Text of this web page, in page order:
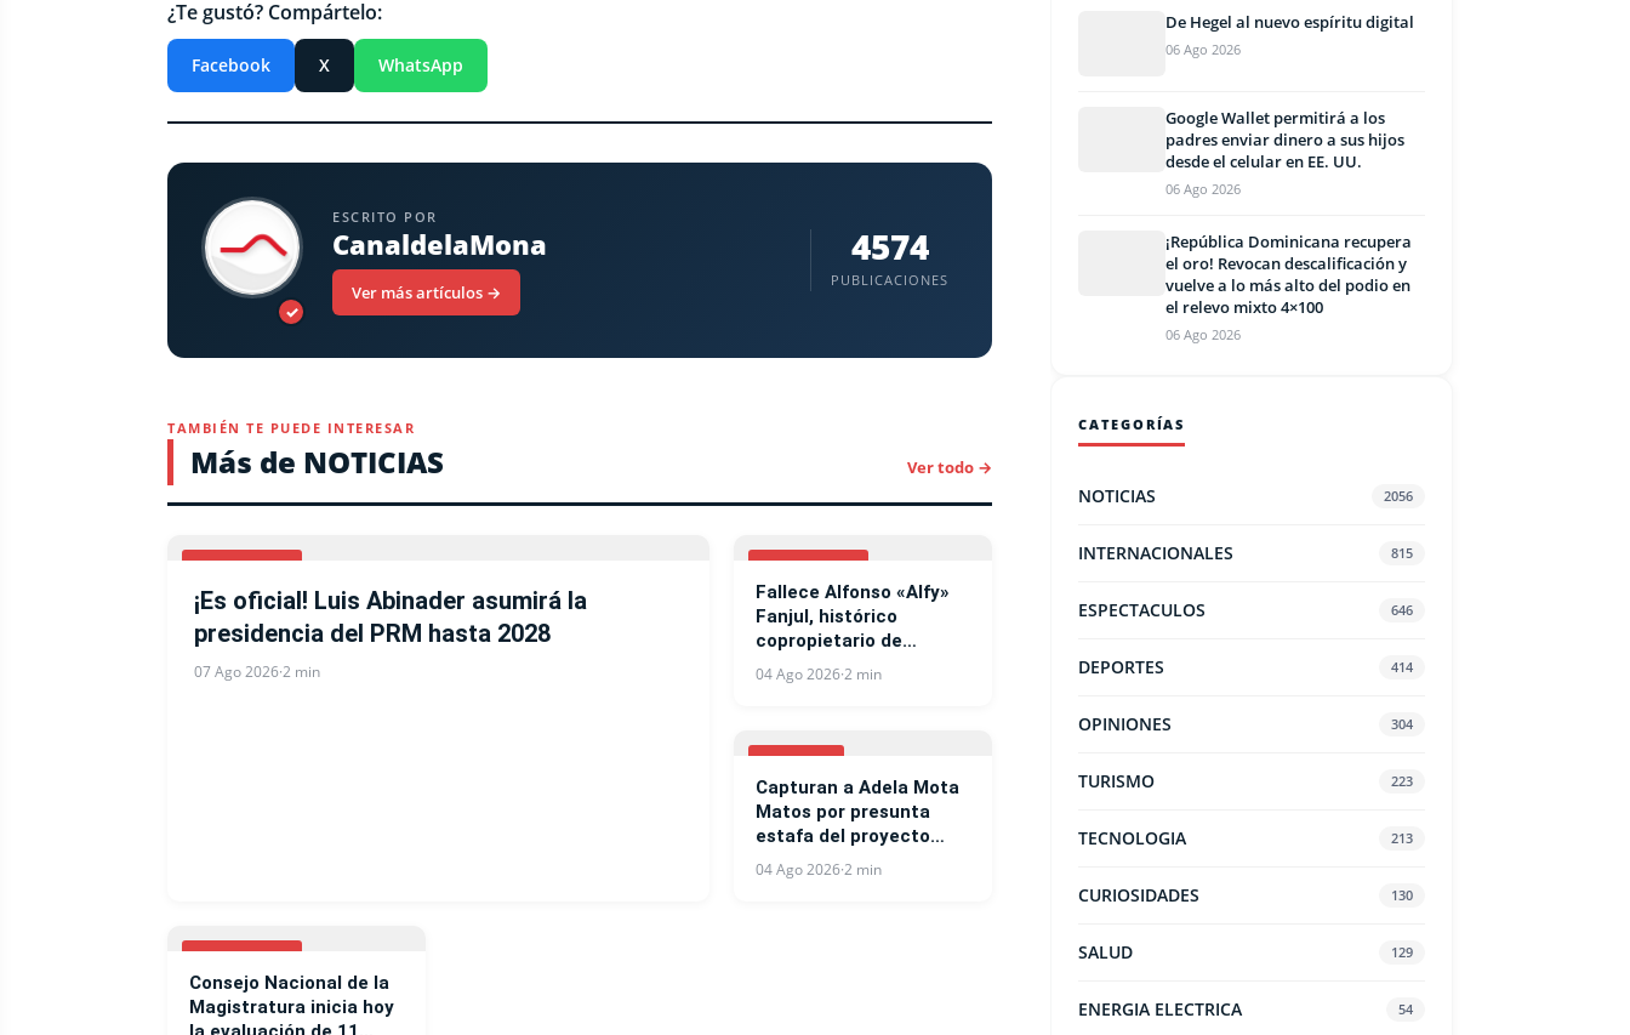
¿Te gustó? Compártelo:
Facebook X WhatsApp
✓
ESCRITO POR
CanaldelaMona
Ver más artículos →
4574
PUBLICACIONES
TAMBIÉN TE PUEDE INTERESAR
Más de NOTICIAS Ver todo →
NACIONALES
¡Es oficial! Luis Abinader asumirá la
presidencia del PRM hasta 2028
07 Ago 2026·2 min
NACIONALES
Fallece Alfonso «Alfy»
Fanjul, histórico
copropietario de
Central Romana
04 Ago 2026·2 min
NOTICIAS
Capturan a Adela Mota
Matos por presunta
estafa del proyecto
West Side Residences
en Punta Cana
04 Ago 2026·2 min
NACIONALES
Consejo Nacional de la
Magistratura inicia hoy
De Hegel al nuevo espíritu digital
06 Ago 2026
Google Wallet permitirá a los
padres enviar dinero a sus hijos
desde el celular en EE. UU.
06 Ago 2026
¡República Dominicana recupera
el oro! Revocan descalificación y
vuelve a lo más alto del podio en
el relevo mixto 4×100
06 Ago 2026
CATEGORÍAS
NOTICIAS 2056
INTERNACIONALES 815
ESPECTACULOS 646
DEPORTES 414
OPINIONES 304
TURISMO 223
TECNOLOGIA 213
CURIOSIDADES 130
SALUD 129
ENERGIA ELECTRICA 54